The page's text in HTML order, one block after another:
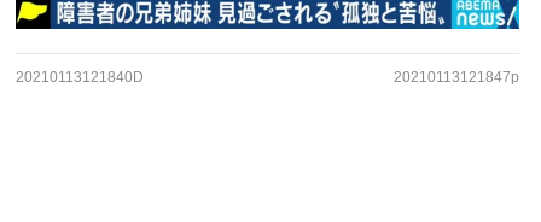
20210113121840D 20210113121847p